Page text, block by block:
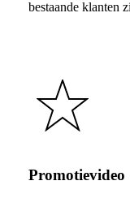
bestaande klanten
Promotievideo